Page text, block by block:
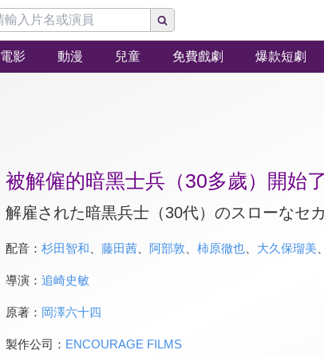
電影 動漫 兒童 免費戲劇 爆款短劇
被解僱的暗黑士兵（30多歲）開始
解雇された暗黒兵士（30代）のスローなセ
配音： 杉田智和 藤田茜、 阿部敦 柿原徹也、 大久保瑠美
導演： 追崎史敏
原著： 岡澤六十四
製作公司： ENCOURAGE FILMS